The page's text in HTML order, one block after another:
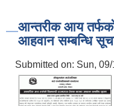
आन्तरीक आय
आहवान सम्बन्धि
Submitted on: Sun,